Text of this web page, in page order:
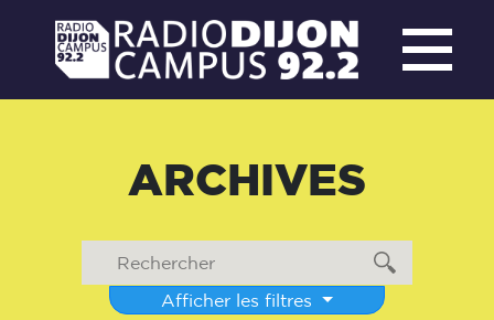
ARCHIVES
Afficher les filtres